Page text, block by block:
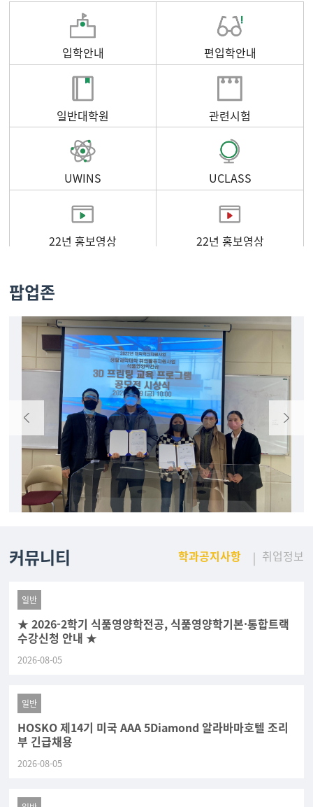
입학안내 편입학안내
일반대학원 관련시험
UWINS UCLASS
22년 홍보영상 22년 홍보영상
팝업존
커뮤니티 학과공지사항 취업정보
일반
★ 2026-2학기 식품영양학전공, 식품영양학기본·통합트랙
수강신청 안내 ★
2026-08-05
일반
HOSKO 제14기 미국 AAA 5Diamond 알라바마호텔 조리
부 긴급채용
2026-08-05